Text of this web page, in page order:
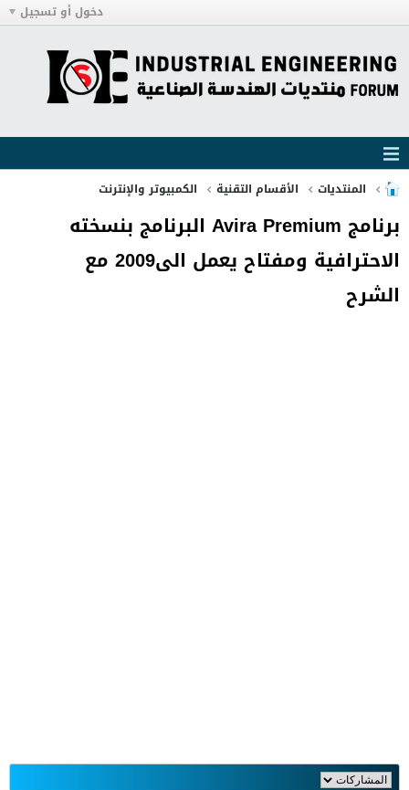
دخول أو تسجيل
المنتديات الأقسام التقنية الكمبيوتر والإنترنت
برنامج Avira Premium البرنامج بنسخته
الاحترافية ومفتاح يعمل الى2009 مع
الشرح